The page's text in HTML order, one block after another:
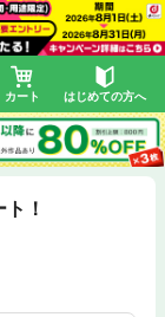
カート はじめての方へ
！